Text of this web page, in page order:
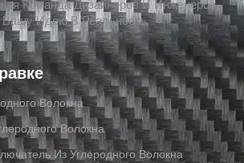
Команда Дизайнеров И Инженеров
Идею В Реальность.
Волокна
Волокна
Из Углеродного Волокна